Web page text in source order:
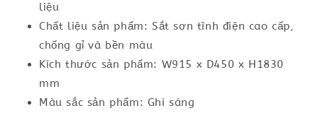
liệu
Chất liệu sản phẩm: Sắt sơn tĩnh điện cao cấp,
chống gỉ và bền màu
Kích thước sản phẩm: W915 x D450 x H1830
mm
Màu sắc sản phẩm: Ghi sáng